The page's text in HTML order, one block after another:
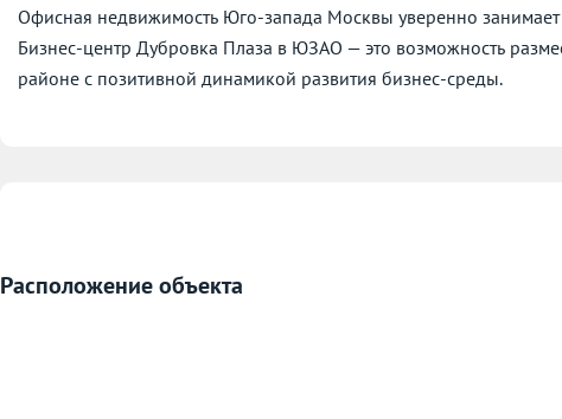
Офисная недвижимость Юго-запада Москвы уверенно
Бизнес-центр Дубровка Плаза в ЮЗАО — это возможность
районе с позитивной динамикой развития бизнес-среды.
Расположение объекта